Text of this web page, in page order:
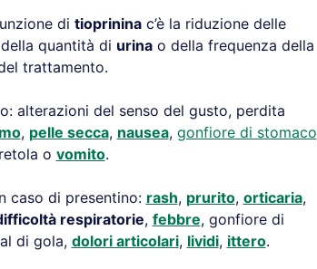
di tioprininac’è la riduzione delle
della quantità di urinao della frequenza della
trattamento.
alterazioni del senso del gusto, perdita
, pelle secca, nausea, gonfiore di stomaco
o vomito.
caso di presentino: rash, prurito, orticaria,
respiratorie, febbre, gonfiore di
di gola, dolori articolari, lividi, ittero.